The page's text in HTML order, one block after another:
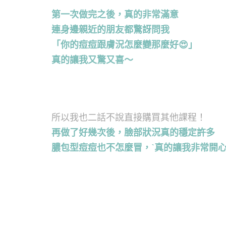
第一次做完之後，真的非常滿意
連身邊親近的朋友都驚訝問我
「你的痘痘跟膚況怎麼變那麼好😍 」
真的讓我又驚又喜～
所以我也二話不說直接購買其他課程！
再做了好幾次後，臉部狀況真的穩定許多
膿包型痘痘也不怎麼冒，ˋ真的讓我非常開